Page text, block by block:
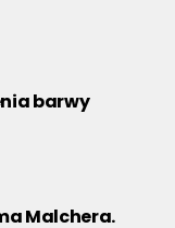
barwy
Malchera.